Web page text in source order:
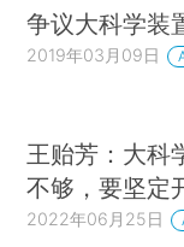
争议大科学装
2019年03月09日
王贻芳：大科
不够，要坚定
2022年06月25日